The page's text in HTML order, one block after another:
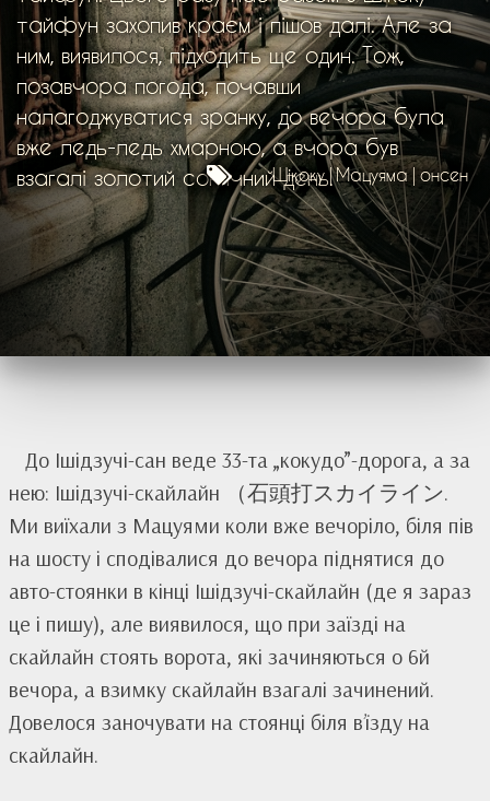
тайфун захопив краєм і пішов далі. Але за
ним, виявилося, підходить ще один. Тож,
позавчора погода, почавши
налагоджуватися зранку, до вечора була
вже ледь-ледь хмарною, а вчора був
взагалі золотий сонячний день.
Шікоку Мацуяма онсен
До Ішідзучі-сан веде 33-та „кокудо”-дорога, а за
нею: Ішідзучі-скайлайн （石頭打スカイライン.
Ми виїхали з Мацуями коли вже вечоріло, біля пів
на шосту і сподівалися до вечора піднятися до
авто-стоянки в кінці Ішідзучі-скайлайн (де я зараз
це і пишу), але виявилося, що при заїзді на
скайлайн стоять ворота, які зачиняються о 6й
вечора, а взимку скайлайн взагалі зачинений.
Довелося заночувати на стоянці біля в’їзду на
скайлайн.